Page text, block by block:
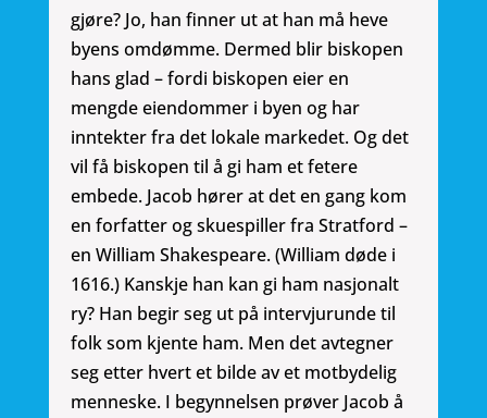
gjøre? Jo, han finner ut at han må heve
byens omdømme. Dermed blir biskopen
hans glad – fordi biskopen eier en
mengde eiendommer i byen og har
inntekter fra det lokale markedet. Og det
vil få biskopen til å gi ham et fetere
embede. Jacob hører at det en gang kom
en forfatter og skuespiller fra Stratford –
en William Shakespeare. (William døde i
1616.) Kanskje han kan gi ham nasjonalt
ry? Han begir seg ut på intervjurunde til
folk som kjente ham. Men det avtegner
seg etter hvert et bilde av et motbydelig
menneske. I begynnelsen prøver Jacob å